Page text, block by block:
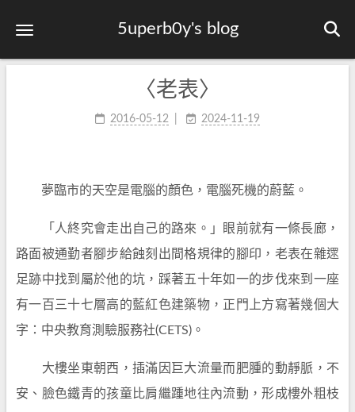
5uperb0y's blog
〈老表〉
2016-05-12 2024-11-19
夢臨市的天空是電腦的顏色，電腦死機的蔚藍。
「人終究會走出自己的路來。」眼前就有一條長廊，
路面被通勤者腳步給蝕刻出間格規律的腳印，老表在雜遝
足跡中找到屬於他的坑，踩著五十年如一的步伐來到一座
有一百三十七層高的藍紅色建築物，正門上方寫著幾個大
字：中央教育測驗服務社(CETS)。
大樓坐東朝西，插滿因巨大流量而肥腫的動靜脈，不
安、臉色鐵青的孩童比肩繼踵地往內流動，形成樓外粗枝